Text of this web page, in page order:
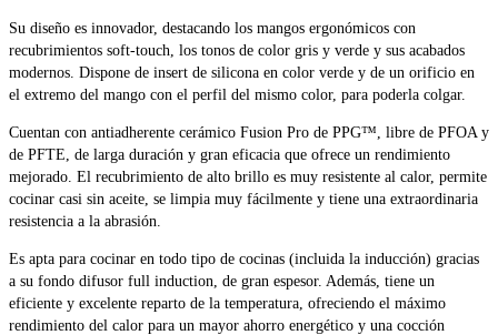
Su diseño es innovador, destacando los mangos ergonómicos con
recubrimientos soft-touch, los tonos de color gris y verde y sus acabados
modernos. Dispone de insert de silicona en color verde y de un orificio en
el extremo del mango con el perfil del mismo color, para poderla colgar.
Cuentan con antiadherente cerámico Fusion Pro de PPG™, libre de PFOA y
de PFTE, de larga duración y gran eficacia que ofrece un rendimiento
mejorado. El recubrimiento de alto brillo es muy resistente al calor, permite
cocinar casi sin aceite, se limpia muy fácilmente y tiene una extraordinaria
resistencia a la abrasión.
Es apta para cocinar en todo tipo de cocinas (incluida la inducción) gracias
a su fondo difusor full induction, de gran espesor. Además, tiene un
eficiente y excelente reparto de la temperatura, ofreciendo el máximo
rendimiento del calor para un mayor ahorro energético y una cocción